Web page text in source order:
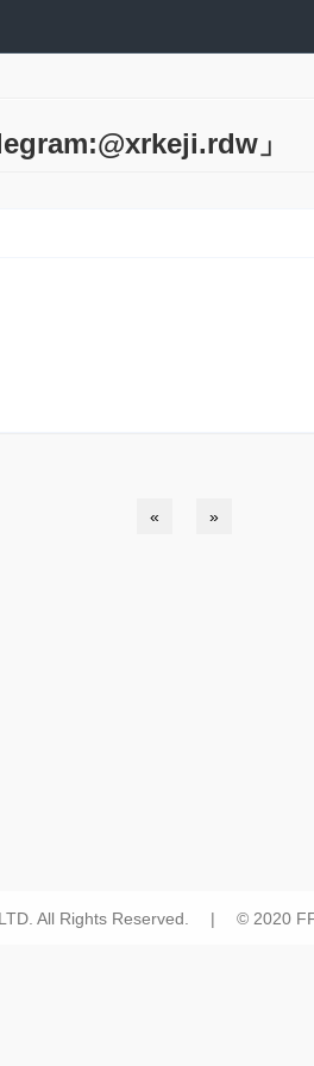
」
« »
All Rights Reserved. | © 2020